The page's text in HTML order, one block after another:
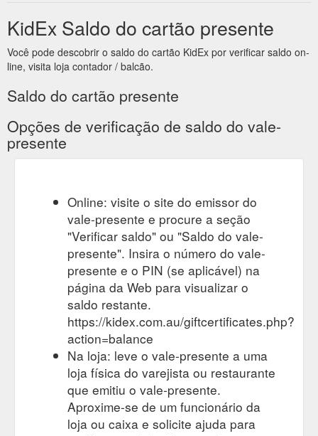
KidEx Saldo do cartão presente
Você pode descobrir o saldo do cartão KidEx por verificar saldo on-
line, visita loja contador / balcão.
Saldo do cartão presente
Opções de verificação de saldo do vale-
presente
Online: visite o site do emissor do
vale-presente e procure a seção
"Verificar saldo" ou "Saldo do vale-
presente". Insira o número do vale-
presente e o PIN (se aplicável) na
página da Web para visualizar o
saldo restante.
https://kidex.com.au/giftcertificates.php?
action=balance
Na loja: leve o vale-presente a uma
loja física do varejista ou restaurante
que emitiu o vale-presente.
Aproxime-se de um funcionário da
loja ou caixa e solicite ajuda para